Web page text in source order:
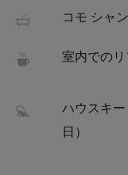
コモ シャ
室内でのリ
ハウスキ
日）